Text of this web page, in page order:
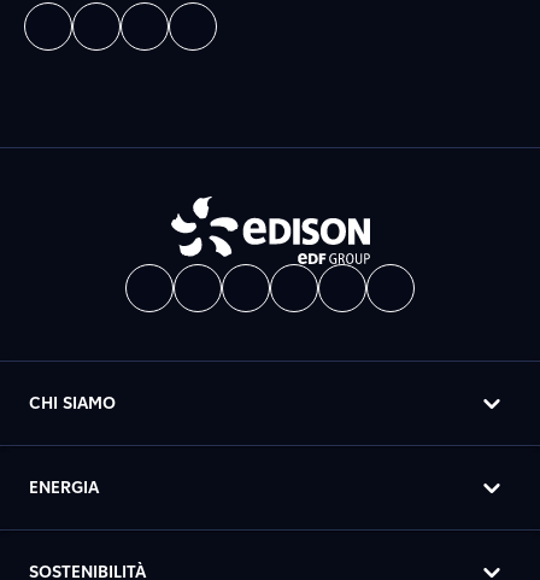
CHI SIAMO
ENERGIA
SOSTENIBILITÀ